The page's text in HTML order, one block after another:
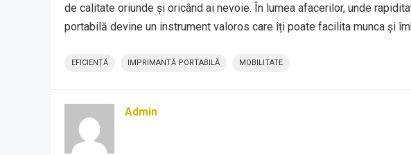
de calitate oriunde și oricând ai nevoie. În lumea afacerilor, unde
portabilă devine un instrument valoros care îți poate facilita munca și
EFICIENȚĂ IMPRIMANTĂ PORTABILĂ MOBILITATE
Admin